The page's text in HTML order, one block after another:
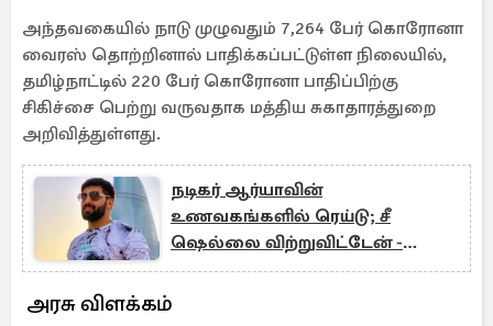
அந்தவகையில் நாடு முழுவதும் 7,264 பேர் கொரோனா
வைரஸ் தொற்றினால் பாதிக்கப்பட்டுள்ள நிலையில்,
தமிழ்நாட்டில் 220 பேர் கொரோனா பாதிப்பிற்கு
சிகிச்சை பெற்று வருவதாக மத்திய சுகாதாரத்துறை
அறிவித்துள்ளது.
நடிகர் ஆர்யாவின்
உணவகங்களில் ரெய்டு; சீ
ஷெல்லை விற்றுவிட்டேன் -
பரபரப்பு விளக்கம்!
அரசு விளக்கம்